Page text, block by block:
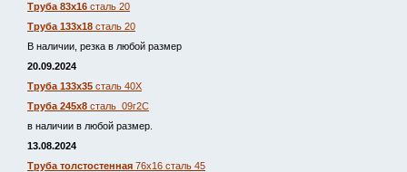
Труба 83х16 сталь 20
Труба 133х18 сталь 20
В наличии, резка в любой размер
20.09.2024
Труба 133х35 сталь 40Х
Труба 245х8 сталь 09г2С
в наличии в любой размер.
13.08.2024
Труба толстостенная 76х16 сталь 45